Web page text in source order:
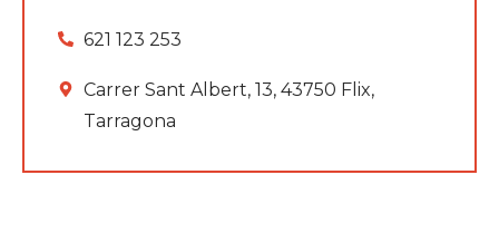
621 123 253
Carrer Sant Albert, 13, 43750 Flix,
Tarragona